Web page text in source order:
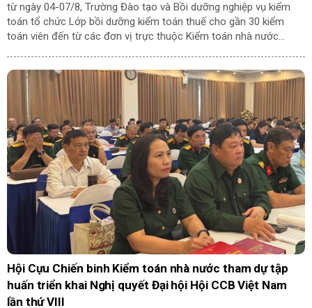
từ ngày 04-07/8, Trường Đào tạo và Bồi dưỡng nghiệp vụ kiểm
toán tổ chức Lớp bồi dưỡng kiểm toán thuế cho gần 30 kiểm
toán viên đến từ các đơn vị trực thuộc Kiểm toán nhà nước
Hội Cựu Chiến binh Kiểm toán nhà nước tham dự tập
huấn triển khai Nghị quyết Đại hội Hội CCB Việt Nam
lần thứ VIII